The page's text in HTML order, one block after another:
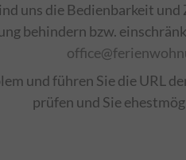
uns die Bedienbarkeit
behindern bzw.
und führen Sie die
prüfen und Sie